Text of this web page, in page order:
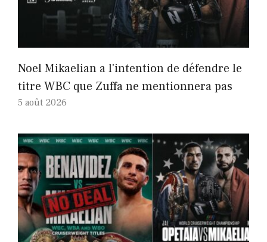
Noel Mikaelian a l'intention de défendre le
titre WBC que Zuffa ne mentionnera pas
5 août 2026